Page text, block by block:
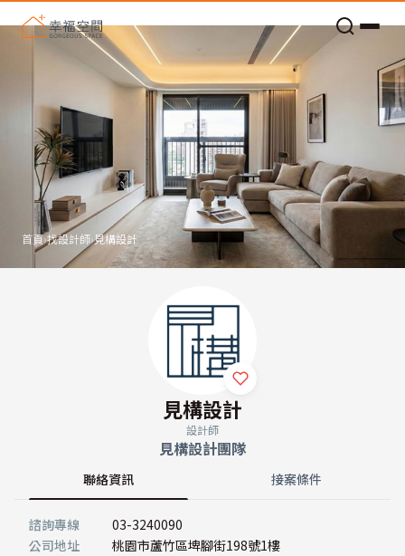
首頁›找設計師›見構設計
見構設計
設計師
見構設計團隊
聯絡資訊 接案條件
諮詢專線
03-3240090
公司地址
桃園市蘆竹區埤腳街198號1樓